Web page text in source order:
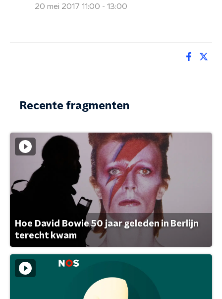
20 mei 2017 11:00 - 13:00
Recente fragmenten
Hoe David Bowie 50 jaar geleden in Berlijn
terecht kwam